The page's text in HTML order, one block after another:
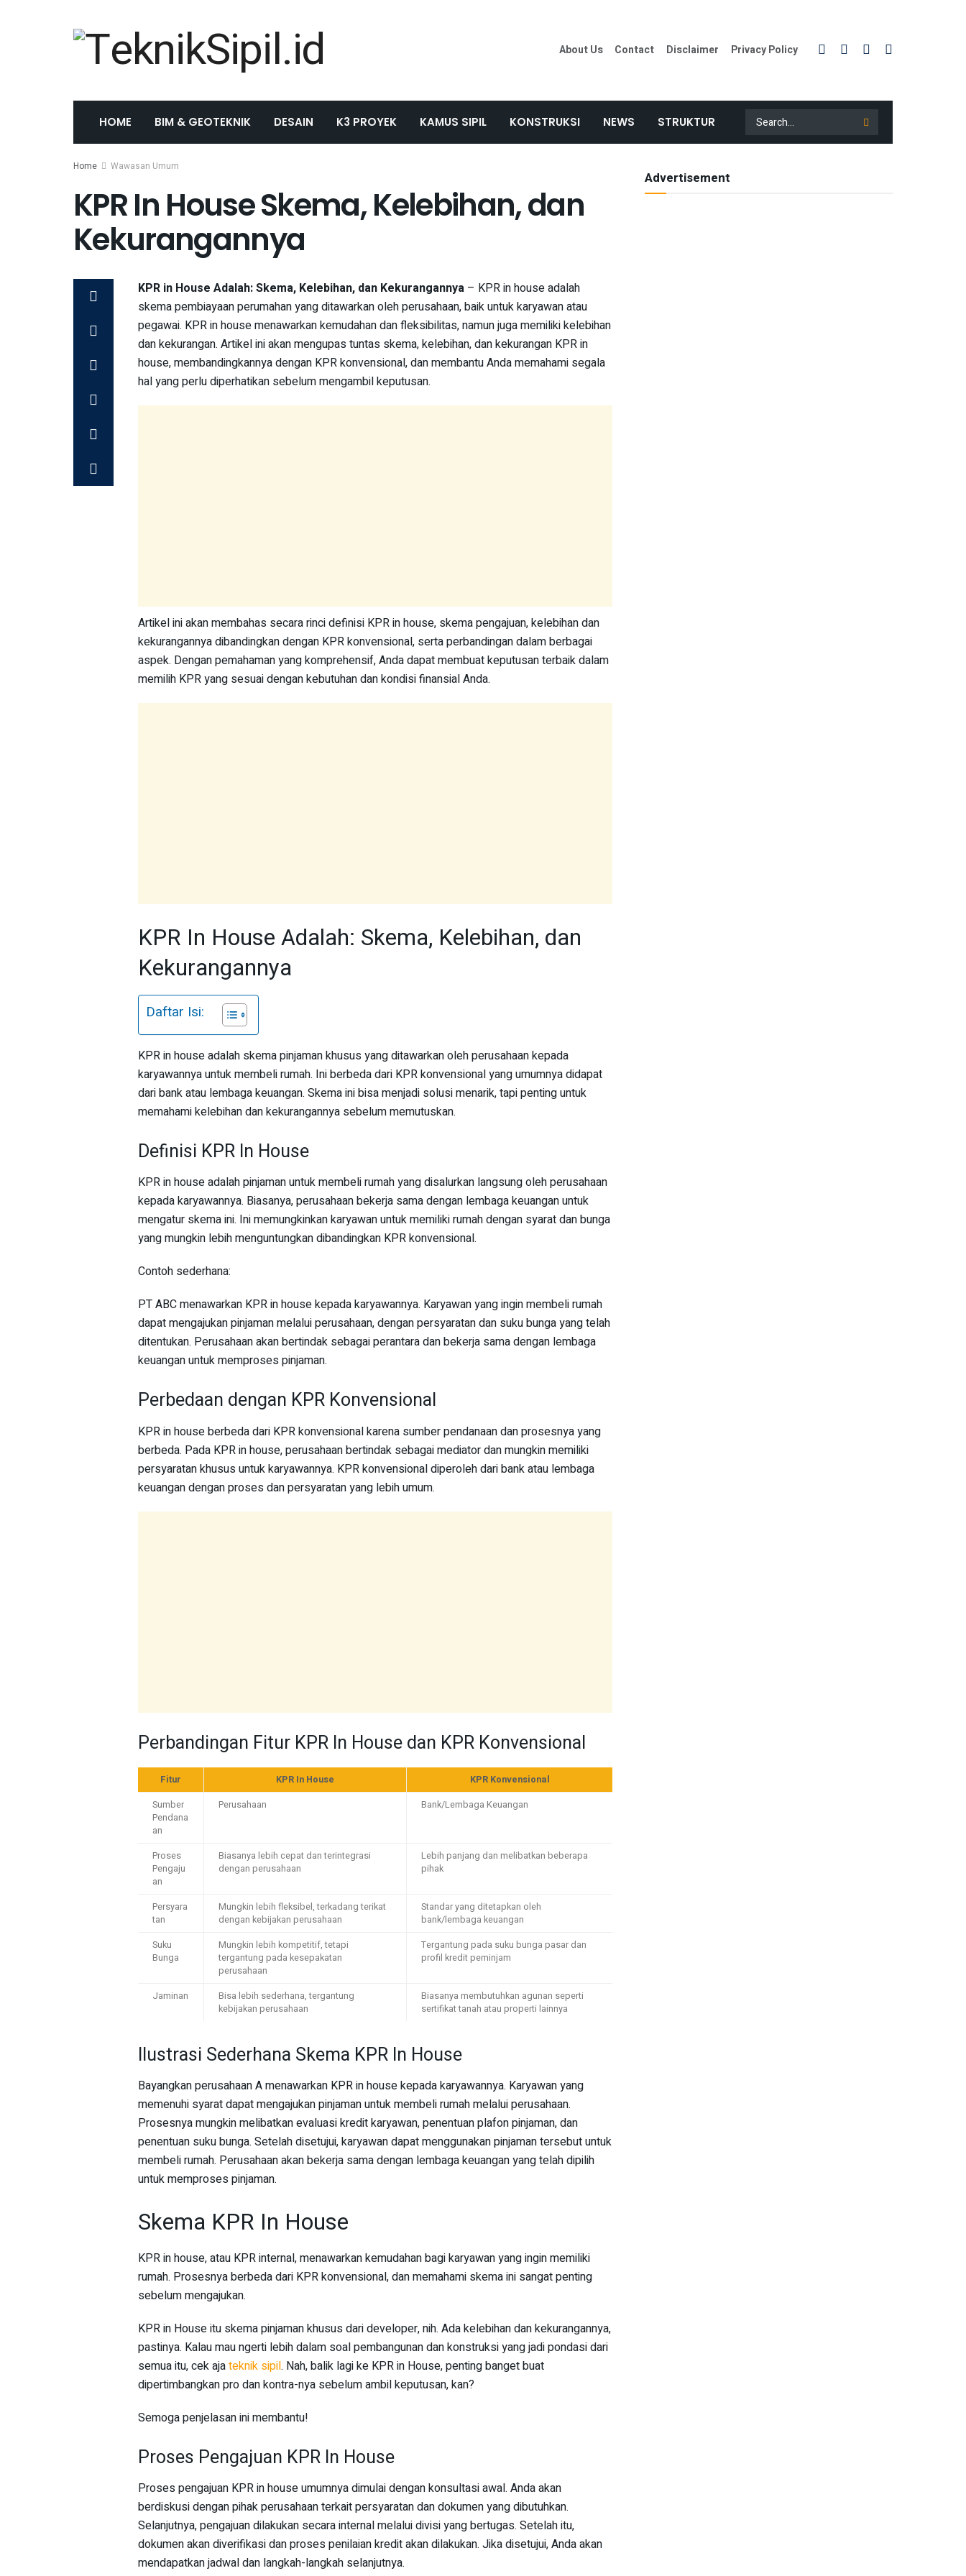
About Us Contact Disclaimer Privacy Policy
HOME BIM & GEOTEKNIK DESAIN K3 PROYEK KAMUS SIPIL KONSTRUKSI NEWS STRUKTUR
Home Wawasan Umum
KPR In House Skema, Kelebihan, dan
Kekurangannya
KPR in House Adalah: Skema, Kelebihan, dan Kekurangannya – KPR in house adalah
skema pembiayaan perumahan yang ditawarkan oleh perusahaan, baik untuk karyawan atau
pegawai. KPR in house menawarkan kemudahan dan fleksibilitas, namun juga memiliki kelebihan
dan kekurangan. Artikel ini akan mengupas tuntas skema, kelebihan, dan kekurangan KPR in
house, membandingkannya dengan KPR konvensional, dan membantu Anda memahami segala
hal yang perlu diperhatikan sebelum mengambil keputusan.
Artikel ini akan membahas secara rinci definisi KPR in house, skema pengajuan, kelebihan dan
kekurangannya dibandingkan dengan KPR konvensional, serta perbandingan dalam berbagai
aspek. Dengan pemahaman yang komprehensif, Anda dapat membuat keputusan terbaik dalam
memilih KPR yang sesuai dengan kebutuhan dan kondisi finansial Anda.
KPR In House Adalah: Skema, Kelebihan, dan
Kekurangannya
Daftar Isi:
KPR in house adalah skema pinjaman khusus yang ditawarkan oleh perusahaan kepada
karyawannya untuk membeli rumah. Ini berbeda dari KPR konvensional yang umumnya didapat
dari bank atau lembaga keuangan. Skema ini bisa menjadi solusi menarik, tapi penting untuk
memahami kelebihan dan kekurangannya sebelum memutuskan.
Definisi KPR In House
KPR in house adalah pinjaman untuk membeli rumah yang disalurkan langsung oleh perusahaan
kepada karyawannya. Biasanya, perusahaan bekerja sama dengan lembaga keuangan untuk
mengatur skema ini. Ini memungkinkan karyawan untuk memiliki rumah dengan syarat dan bunga
yang mungkin lebih menguntungkan dibandingkan KPR konvensional.
Contoh sederhana:
PT ABC menawarkan KPR in house kepada karyawannya. Karyawan yang ingin membeli rumah
dapat mengajukan pinjaman melalui perusahaan, dengan persyaratan dan suku bunga yang telah
ditentukan. Perusahaan akan bertindak sebagai perantara dan bekerja sama dengan lembaga
keuangan untuk memproses pinjaman.
Perbedaan dengan KPR Konvensional
KPR in house berbeda dari KPR konvensional karena sumber pendanaan dan prosesnya yang
berbeda. Pada KPR in house, perusahaan bertindak sebagai mediator dan mungkin memiliki
persyaratan khusus untuk karyawannya. KPR konvensional diperoleh dari bank atau lembaga
keuangan dengan proses dan persyaratan yang lebih umum.
Perbandingan Fitur KPR In House dan KPR Konvensional
Fitur KPR In House
KPR Konvensional
Sumber
Pendana
an
Perusahaan Bank/Lembaga Keuangan
Proses
Pengaju
an
Biasanya lebih cepat dan terintegrasi
dengan perusahaan
Lebih panjang dan melibatkan beberapa
pihak
Persyara
tan
Mungkin lebih fleksibel, terkadang terikat
dengan kebijakan perusahaan
Standar yang ditetapkan oleh
bank/lembaga keuangan
Suku
Bunga
Mungkin lebih kompetitif, tetapi
tergantung pada kesepakatan
perusahaan
Tergantung pada suku bunga pasar dan
profil kredit peminjam
Jaminan
Bisa lebih sederhana, tergantung
kebijakan perusahaan
Biasanya membutuhkan agunan seperti
sertifikat tanah atau properti lainnya
Ilustrasi Sederhana Skema KPR In House
Bayangkan perusahaan A menawarkan KPR in house kepada karyawannya. Karyawan yang
memenuhi syarat dapat mengajukan pinjaman untuk membeli rumah melalui perusahaan.
Prosesnya mungkin melibatkan evaluasi kredit karyawan, penentuan plafon pinjaman, dan
penentuan suku bunga. Setelah disetujui, karyawan dapat menggunakan pinjaman tersebut untuk
membeli rumah. Perusahaan akan bekerja sama dengan lembaga keuangan yang telah dipilih
untuk memproses pinjaman.
Skema KPR In House
KPR in house, atau KPR internal, menawarkan kemudahan bagi karyawan yang ingin memiliki
rumah. Prosesnya berbeda dari KPR konvensional, dan memahami skema ini sangat penting
sebelum mengajukan.
KPR in House itu skema pinjaman khusus dari developer, nih. Ada kelebihan dan kekurangannya,
pastinya. Kalau mau ngerti lebih dalam soal pembangunan dan konstruksi yang jadi pondasi dari
semua itu, cek ajateknik sipil. Nah, balik lagi ke KPR in House, penting banget buat
dipertimbangkan pro dan kontra-nya sebelum ambil keputusan, kan?
Semoga penjelasan ini membantu!
Proses Pengajuan KPR In House
Proses pengajuan KPR in house umumnya dimulai dengan konsultasi awal. Anda akan
berdiskusi dengan pihak perusahaan terkait persyaratan dan dokumen yang dibutuhkan.
Selanjutnya, pengajuan dilakukan secara internal melalui divisi yang bertugas. Setelah itu,
dokumen akan diverifikasi dan proses penilaian kredit akan dilakukan. Jika disetujui, Anda akan
mendapatkan jadwal dan langkah-langkah selanjutnya.
Advertisement